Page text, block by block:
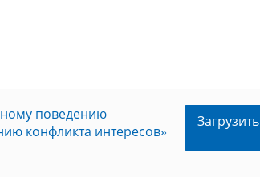
поведению
конфликта интересов»
Загрузить